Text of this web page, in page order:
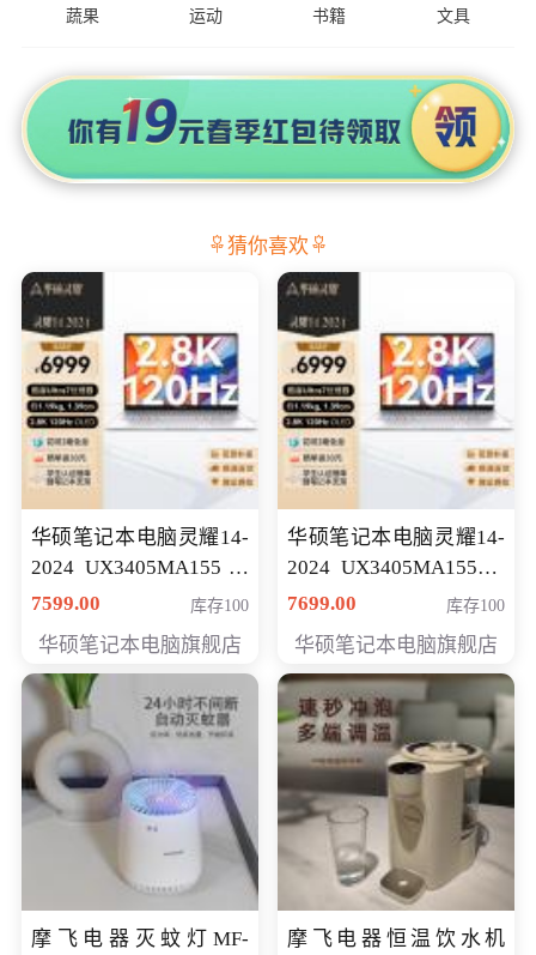
蔬果 运动 书籍 文具
猜你喜欢
华硕笔记本电脑灵耀14-
2024 UX3405MA155冰
川银 oled 智慧轻薄本 会
7599.00 库存100
华硕笔记本电脑旗舰店
华硕笔记本电脑灵耀14-
2024 UX3405MA155夜
空蓝 oled 智慧轻薄本 会
7699.00 库存100
华硕笔记本电脑旗舰店
摩飞电器灭蚊灯MF-
摩飞电器恒温饮水机